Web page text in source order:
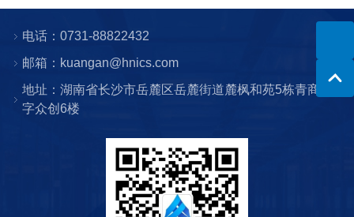
电话：0731-88822432
邮箱：kuangan@hnics.com
地址：湖南省长沙市岳麓区岳麓街道麓枫和苑5栋青商数
字众创6楼